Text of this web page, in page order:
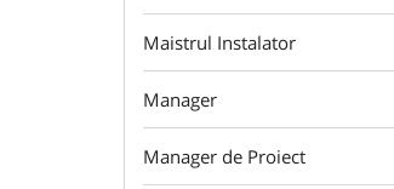
Maistrul Instalator
Manager
Manager de Proiect